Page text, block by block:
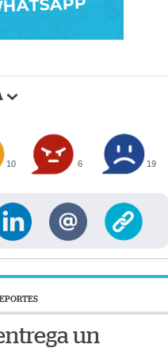
10 6 19
un